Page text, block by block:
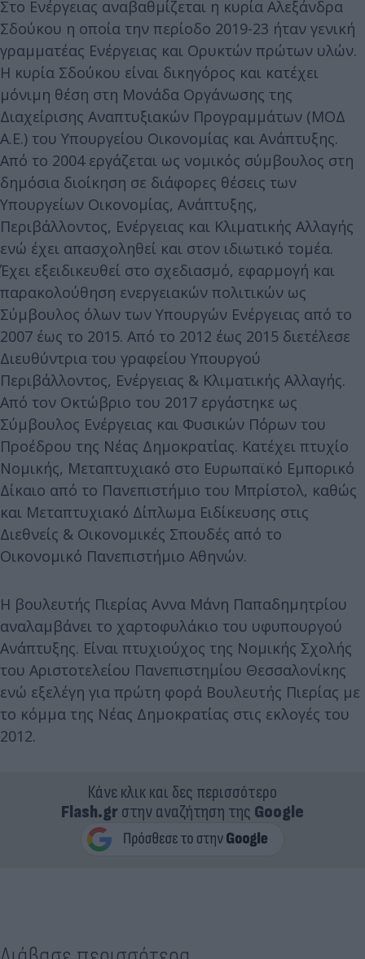
Στο Ενέργειας αναβαθμίζεται η κυρία Αλεξάνδρα
Σδούκου η οποία την περίοδο 2019-23 ήταν γενική
γραμματέας Ενέργειας και Ορυκτών πρώτων υλών.
Η κυρία Σδούκου είναι δικηγόρος και κατέχει
μόνιμη θέση στη Μονάδα Οργάνωσης της
Διαχείρισης Αναπτυξιακών Προγραμμάτων (ΜΟΔ
Α.Ε.) του Υπουργείου Οικονομίας και Ανάπτυξης.
Από το 2004 εργάζεται ως νομικός σύμβουλος στη
δημόσια διοίκηση σε διάφορες θέσεις των
Υπουργείων Οικονομίας, Ανάπτυξης,
Περιβάλλοντος, Ενέργειας και Κλιματικής Αλλαγής
ενώ έχει απασχοληθεί και στον ιδιωτικό τομέα.
Έχει εξειδικευθεί στο σχεδιασμό, εφαρμογή και
παρακολούθηση ενεργειακών πολιτικών ως
Σύμβουλος όλων των Υπουργών Ενέργειας από το
2007 έως το 2015. Από το 2012 έως 2015 διετέλεσε
Διευθύντρια του γραφείου Υπουργού
Περιβάλλοντος, Ενέργειας & Κλιματικής Αλλαγής.
Από τον Οκτώβριο του 2017 εργάστηκε ως
Σύμβουλος Ενέργειας και Φυσικών Πόρων του
Προέδρου της Νέας Δημοκρατίας. Κατέχει πτυχίο
Νομικής, Μεταπτυχιακό στο Ευρωπαϊκό Εμπορικό
Δίκαιο από το Πανεπιστήμιο του Μπρίστολ, καθώς
και Μεταπτυχιακό Δίπλωμα Ειδίκευσης στις
Διεθνείς & Οικονομικές Σπουδές από το
Οικονομικό Πανεπιστήμιο Αθηνών.
Η βουλευτής Πιερίας Αννα Μάνη Παπαδημητρίου
αναλαμβάνει το χαρτοφυλάκιο του υφυπουργού
Ανάπτυξης. Είναι πτυχιούχος της Νομικής Σχολής
του Αριστοτελείου Πανεπιστημίου Θεσσαλονίκης
ενώ εξελέγη για πρώτη φορά Βουλευτής Πιερίας με
το κόμμα της Νέας Δημοκρατίας στις εκλογές του
2012.
Κάνε κλικ και δες περισσότερο
Flash.grστην αναζήτηση της Google